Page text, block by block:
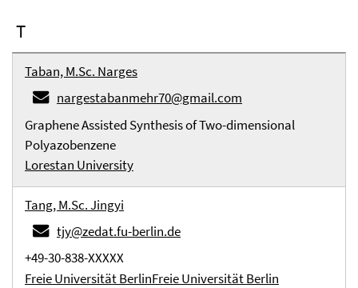
T
Taban, M.Sc. Narges
nargestabanmehr70@gmail.com
Graphene Assisted Synthesis of Two-dimensional
Polyazobenzene
Lorestan University
Tang, M.Sc. Jingyi
tjy@zedat.fu-berlin.de
+49-30-838-XXXXX
Freie Universität BerlinFreie Universität Berlin